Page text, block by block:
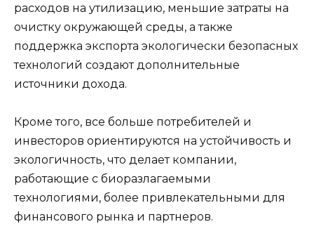
расходов на утилизацию, меньшие затраты на
очистку окружающей среды, а также
поддержка экспорта экологически безопасных
технологий создают дополнительные
источники дохода.
Кроме того, все больше потребителей и
инвесторов ориентируются на устойчивость и
экологичность, что делает компании,
работающие с биоразлагаемыми
технологиями, более привлекательными для
финансового рынка и партнеров.